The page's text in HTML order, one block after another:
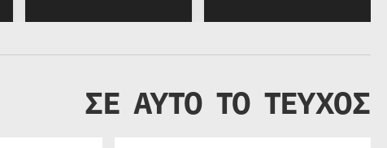
ΣΕ ΑΥΤΟ ΤΟ ΤΕΥΧΟΣ